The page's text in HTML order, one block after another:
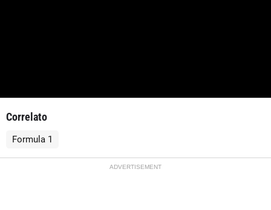
Correlato
Formula 1
ADVERTISEMENT